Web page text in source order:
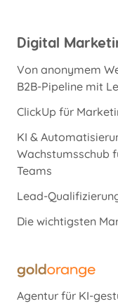
Digital
Von anonymem
B2B-Pipeline mit
ClickUp für
KI &
Wachstumsschub
Teams
Lead-
Die wichtigsten
Agentur für KI-